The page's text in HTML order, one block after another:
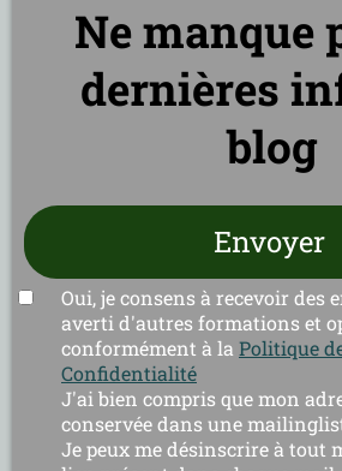
Ne manque
dernières
blog
Envoyer
Oui, je consens à recevoir des
averti d'autres formations et
conformément à la Politique
Confidentialité
J'ai bien compris que mon
conservée dans une
Je peux me désinscrire à tout